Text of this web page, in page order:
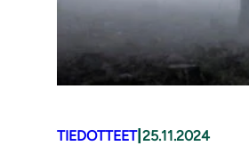
TIEDOTTEET| 25.11.2024